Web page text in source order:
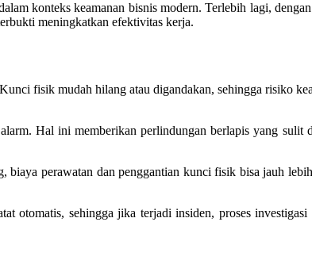
konteks keamanan bisnis modern. Terlebih lagi,
meningkatkan efektivitas kerja.
fisik mudah hilang atau digandakan, sehingga risiko
Hal ini memberikan perlindungan berlapis yang sulit
biaya perawatan dan penggantian kunci fisik bisa jauh
otomatis, sehingga jika terjadi insiden, proses